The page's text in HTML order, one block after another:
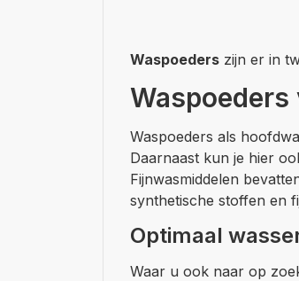
Waspoeders zijn er in
Waspoeders als
Daarnaast kun je hier
Fijnwasmiddelen
synthetische stoffen en
Optimaal
Waar u ook naar op